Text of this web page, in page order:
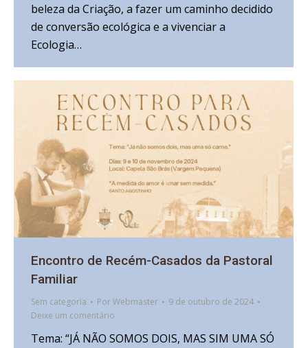
beleza da Criação, a fazer um caminho decidido
de conversão ecológica e a vivenciar a
Ecologia…
Encontro de Recém-Casados da Pastoral
Familiar
Sem categoria PorWebmaster
9 de outubro de 2024
Deixe um comentário
Tema: “JÁ NÃO SOMOS DOIS, MAS SIM UMA SÓ